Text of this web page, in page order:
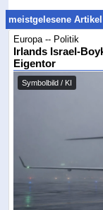
meistgelesene
Europa -- Politik
Irlands Israel-
Eigentor
Symbolbild / KI